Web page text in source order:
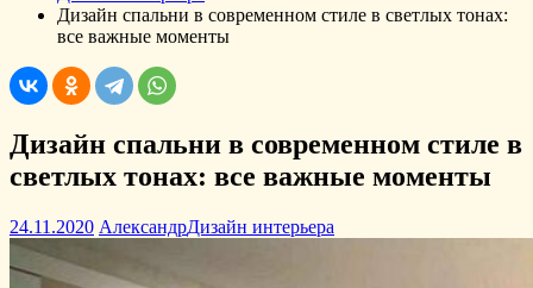
Дизайн спальни в современном стиле в светлых тонах:
все важные моменты
Дизайн спальни в современном стиле в
светлых тонах: все важные моменты
24.11.2020 АлександрДизайн интерьера